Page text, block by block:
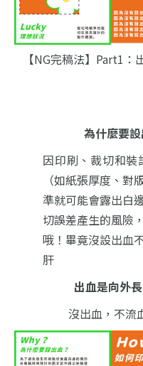
【NG完稿法】Part1
為什麼要
因印刷、裁切和
（如紙張厚度、對
準就可能會露出白
切誤差產生的風險，
哦！ 畢竟沒設出血
肝
出血是向外
沒出血，不流